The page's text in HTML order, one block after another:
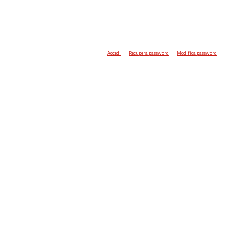
Accedi Recupera password Modifica password